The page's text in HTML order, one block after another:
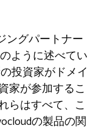
ングパートナー
ように述べてい
投資家がドメイ
家が参加するこ
らはすべて、こ
の製品の関